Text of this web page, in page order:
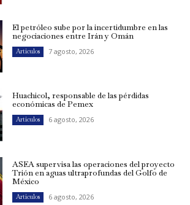
El petróleo sube por la incertidumbre en las
negociaciones entre Irán y Omán
Artículos 7 agosto, 2026
Huachicol, responsable de las pérdidas
económicas de Pemex
Artículos 6 agosto, 2026
ASEA supervisa las operaciones del proyecto
Trión en aguas ultraprofundas del Golfo de
México
Artículos 6 agosto, 2026